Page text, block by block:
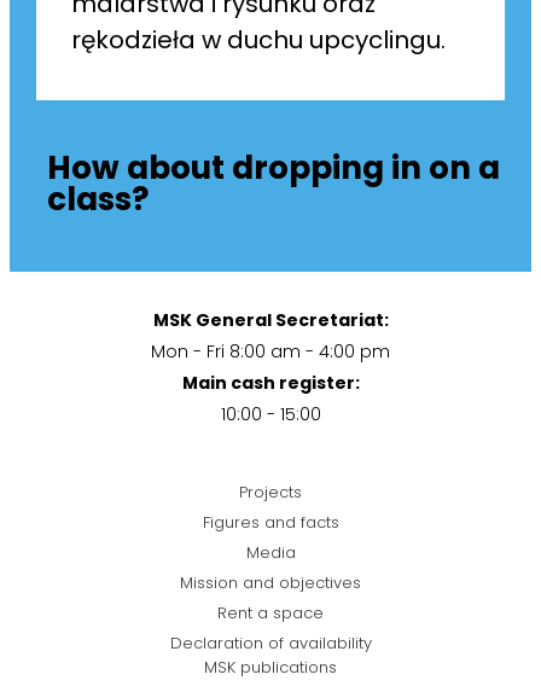
rękodzieła w duchu upcyclingu.
How about dropping in on a
class?
MSK General Secretariat:
Mon - Fri 8:00 am - 4:00 pm
Main cash register:
10:00 - 15:00
Projects
Figures and facts
Media
Mission and objectives
Rent a space
Declaration of availability
MSK publications